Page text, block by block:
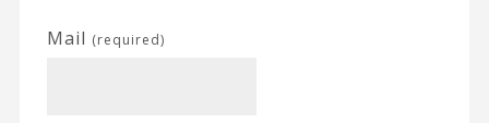
Mail (required)